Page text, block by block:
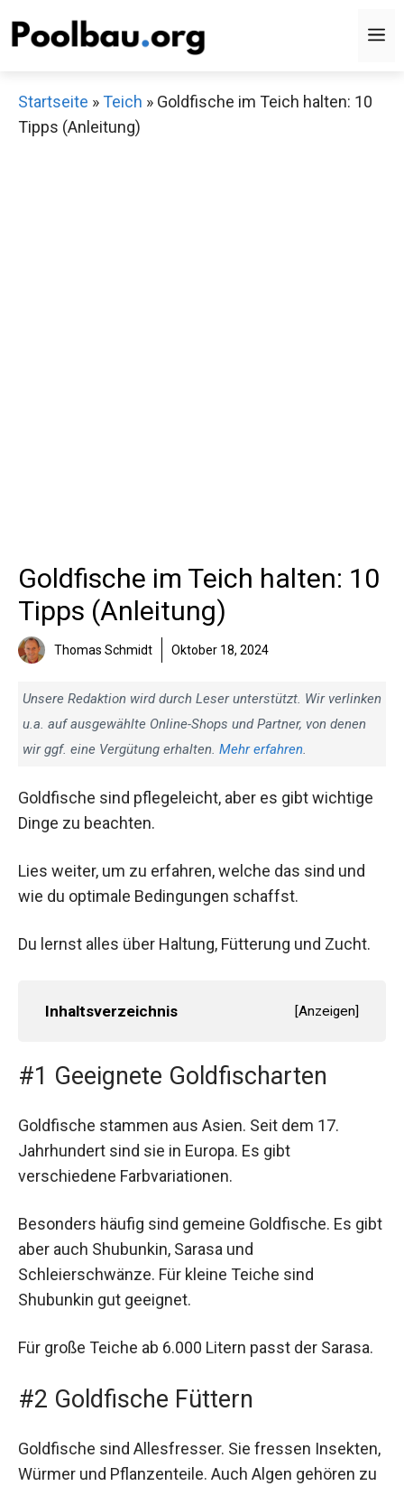
Inhalt
Startseite »Teich » Goldfische im Teich halten: 10
Tipps (Anleitung)
Goldfische im Teich halten: 10
Tipps (Anleitung)
Thomas Schmidt Oktober 18, 2024
Unsere Redaktion wird durch Leser unterstützt. Wir verlinken
u.a. auf ausgewählte Online-Shops und Partner, von denen
wir ggf. eine Vergütung erhalten. Mehr erfahren.
Goldfische sind pflegeleicht, aber es gibt wichtige
Dinge zu beachten.
Lies weiter, um zu erfahren, welche das sind und
wie du optimale Bedingungen schaffst.
Du lernst alles über Haltung, Fütterung und Zucht.
Inhaltsverzeichnis [Anzeigen]
#1 Geeignete Goldfischarten
Goldfische stammen aus Asien. Seit dem 17.
Jahrhundert sind sie in Europa. Es gibt
verschiedene Farbvariationen.
Besonders häufig sind gemeine Goldfische. Es gibt
aber auch Shubunkin, Sarasa und
Schleierschwänze. Für kleine Teiche sind
Shubunkin gut geeignet.
Für große Teiche ab 6.000 Litern passt der Sarasa.
#2 Goldfische Füttern
Goldfische sind Allesfresser. Sie fressen Insekten,
Würmer und Pflanzenteile. Auch Algen gehören zu